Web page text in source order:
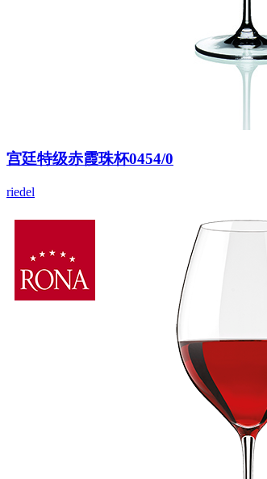
宫廷特级赤霞珠杯0454/0
riedel